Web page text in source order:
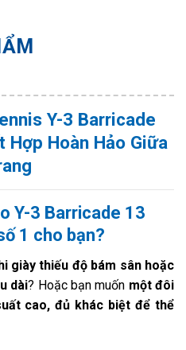
Y-3 Barricade
Hoàn Hảo Giữa
Y-3 Barricade 13
1 cho bạn?
giày thiếu độ bám sân hoặc
dài? Hoặc bạn muốn một đôi
cao, đủ khác biệt để thể